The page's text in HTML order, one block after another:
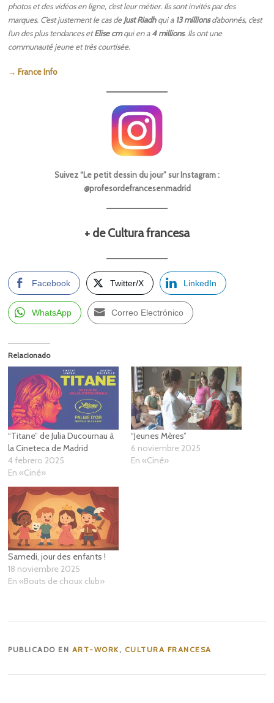
photos et des vidéos en ligne, c’est leur métier. Ils sont invités par des
marques. C’est justement le cas deJust Riadhqui a 13 millionsd’abonnés, c’est
l’un des plus tendances etElise cmqui en a4 millions. Ils ont une
communauté jeune et très courtisée.
→ France Info
Suivez “Le petit dessin du jour” sur Instagram :
@profesordefrancesenmadrid
+ de Cultura francesa
Facebook Twitter/X LinkedIn
WhatsApp Correo Electrónico
Relacionado
“Titane” de Julia Ducournau à
la Cineteca de Madrid
4 febrero 2025
En «Ciné»
“Jeunes Mères”
6 noviembre 2025
En «Ciné»
Samedi, jour des enfants !
18 noviembre 2025
En «Bouts de choux club»
PUBLICADO EN ART-WORK , CULTURA FRANCESA